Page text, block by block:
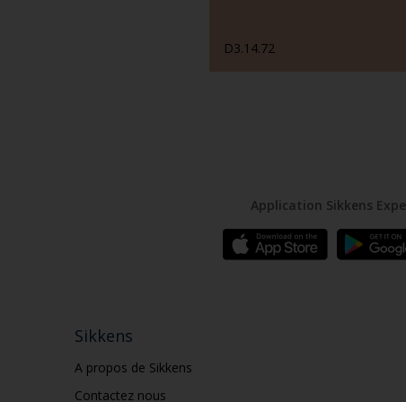
D3.14.72
Application Sikkens
Sikkens
A propos de Sikkens
Contactez nous